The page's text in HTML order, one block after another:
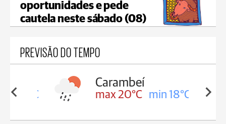
oportunidades e pede
cautela neste sábado (08)
PREVISÃO DO TEMPO
18°C
Carambeí
max 20°C min 18°C